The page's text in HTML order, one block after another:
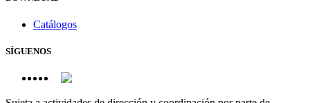
Catálogos
SÍGUENOS